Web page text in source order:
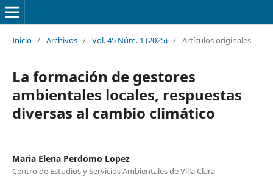
Inicio / Archivos / Vol. 45 Núm. 1 (2025) / Artículos originales
La formación de gestores
ambientales locales, respuestas
diversas al cambio climático
Maria Elena Perdomo Lopez
Centro de Estudios y Servicios Ambientales de Villa Clara